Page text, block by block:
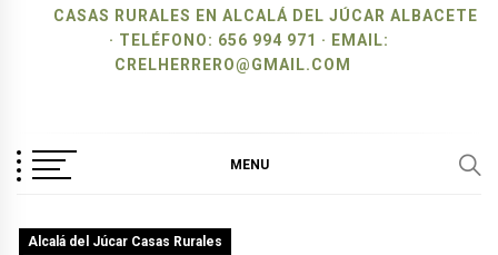
CASAS RURALES EN ALCALÁ DEL JÚCAR ALBACETE
· TELÉFONO: 656 994 971 · EMAIL:
CRELHERRERO@GMAIL.COM
MENU
Alcalá del Júcar Casas Rurales